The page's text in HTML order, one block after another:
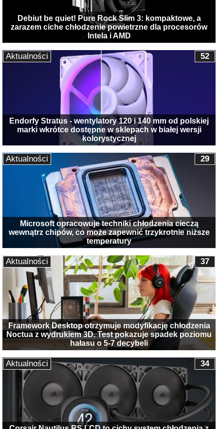
Debiut be quiet! Pure Rock Slim 3: kompaktowe, a
zarazem ciche chłodzenie powietrzne dla procesorów
Intela i AMD
Endorfy Stratus - wentylatory 120 i 140 mm od polskiej
marki wkrótce dostępne w sklepach w białej wersji
kolorystycznej
52
Aktualności
Microsoft opracowuje techniki chłodzenia cieczą
wewnątrz chipów, co może zapewnić trzykrotnie niższe
temperatury
29
Aktualności
Framework Desktop otrzymuje modyfikację chłodzenia
Noctua z wydrukiem 3D. Test pokazuje spadek poziomu
hałasu o 5-7 decybeli
37
Aktualności
34
Aktualności